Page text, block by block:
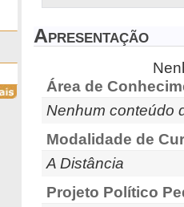
Apresentação
Área de
Nenhum conteúdo
Modalidade de
A Distância
Projeto Político